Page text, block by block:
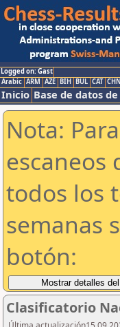
Logged on: Gast
Arabic ARM AZE BIH BUL CAT CHN
Inicio Base de datos
Nota:
escaneos
todos los
semanas
botón:
Clasificatorio